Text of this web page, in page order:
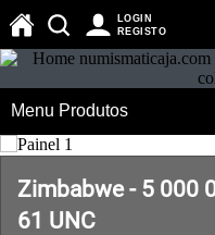
LOGIN
REGISTO
Menu Produtos
Zimbabwe - 5 000
61 UNC